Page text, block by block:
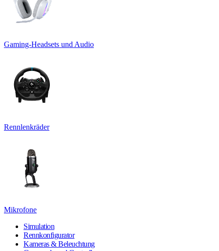
Gaming-Headsets und Audio
Rennlenkräder
Mikrofone
Simulation
Rennkonfigurator
Kameras & Beleuchtung